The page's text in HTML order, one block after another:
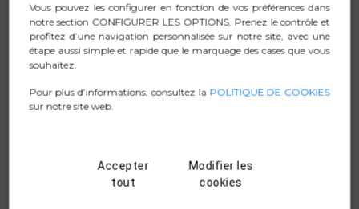
Connexion USB-C.
FICHE TECHNIQUE
Vous pouvez les configurer en fonction de vos préférences dans
notre section CONFIGURER LES OPTIONS. Prenez le contrôle et
profitez d’une navigation personnalisée sur notre site, avec une
étape aussi simple et rapide que le marquage des cases que vous
souhaitez.
Pour plus d’informations, consultez la POLITIQUE DE COOKIES
sur notre site web.
Accepter
tout
Modifier les
cookies